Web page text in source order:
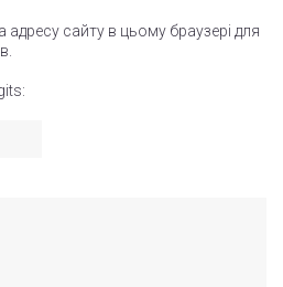
адресу сайту в цьому браузері для